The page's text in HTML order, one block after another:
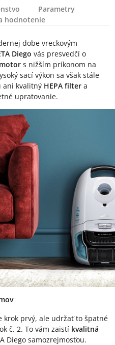
Parametry
hodnotenie
dobe vreckovým
Diego vás presvedčí o
s nižším príkonom na
sací výkon sa však stále
ani kvalitný HEPA filter a
upratovanie.
krok prvý, ale udržať to špatné
č. 2. To vám zaistí kvalitná
Diego samozrejmosťou.